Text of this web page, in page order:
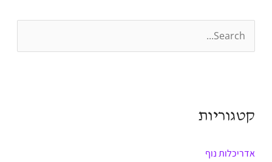
c
f
קטגוריות
אדריכלות נוף